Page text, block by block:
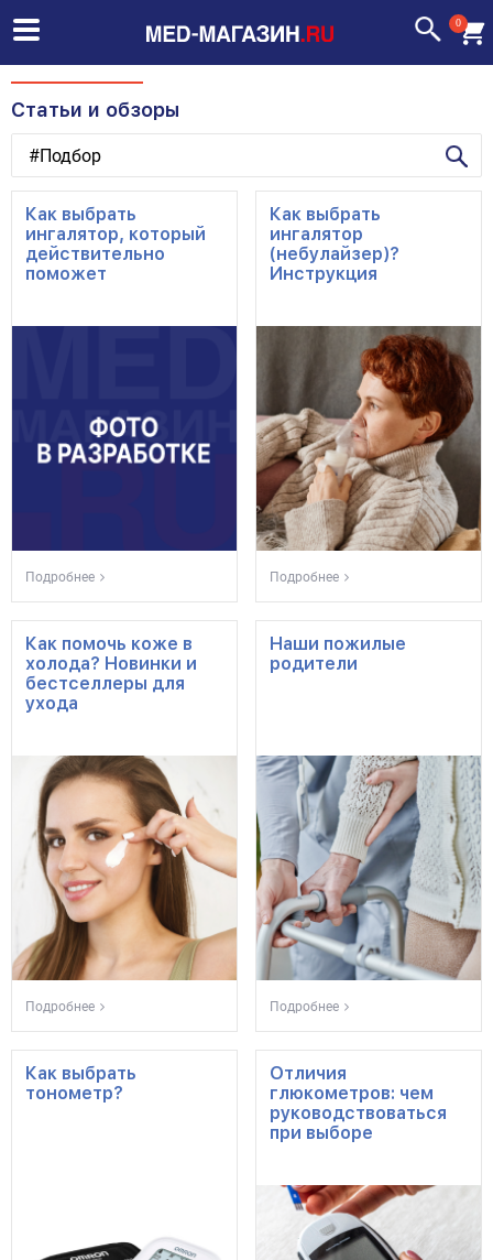
0
Статьи и обзоры
Как выбрать
ингалятор, который
действительно
поможет
Подробнее
Как выбрать
ингалятор
(небулайзер)?
Инструкция
Подробнее
Как помочь коже в
холода? Новинки и
бестселлеры для
ухода
Подробнее
Наши пожилые
родители
Подробнее
Как выбрать
тонометр?
Отличия
глюкометров: чем
руководствоваться
при выборе